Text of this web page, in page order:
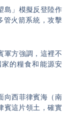
島」模擬反登陸作
管火箭系統，攻擊
軍方強調，這裡不
的糧食和能源安
向西菲律賓海（南
這片領土，確實